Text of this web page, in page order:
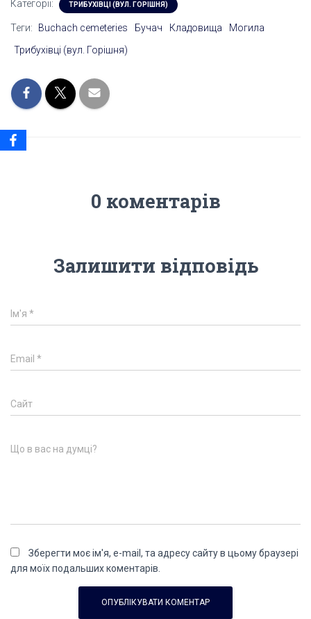
Категорії: ТРИБУХІВЦІ (ВУЛ. ГОРІШНЯ)
Теги: Buchach cemeteries Бучач Кладовища
Могила
Трибухівці (вул. Горішня)
0 коментарів
Залишити відповідь
Ім'я *
Email *
Сайт
Що в вас на думці?
Зберегти моє ім'я, e-mail, та адресу сайту в цьому браузері
для моїх подальших коментарів.